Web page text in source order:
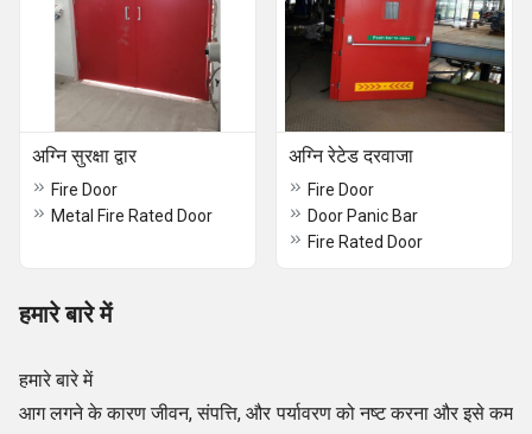
अग्नि सुरक्षा द्वार
Fire Door
Metal Fire Rated Door
अग्नि रेटेड दरवाजा
Fire Door
Door Panic Bar
Fire Rated Door
हमारे बारे में
हमारे बारे में
आग लगने के कारण जीवन, संपत्ति, और पर्यावरण को नष्ट करना और इसे कम